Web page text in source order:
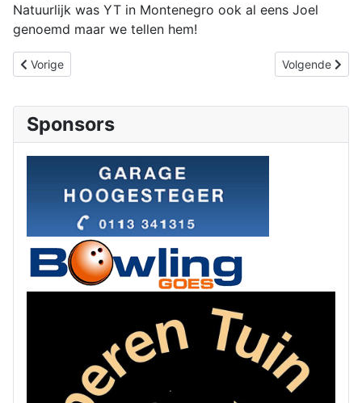
Natuurlijk was YT in Montenegro ook al eens Joel
genoemd maar we tellen hem!
Vorig artikel: Joey weer 22e op NK Snelschaken.... jeugd wel in
Vorige Volgende
Volgende
Sponsors